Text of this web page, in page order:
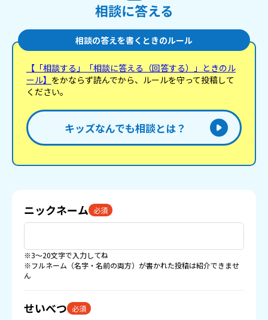
相談に答える
相談の答えを書くときのルール
【「相談する」「相談に答える（回答する）」ときのル
ール】 をかならず読んでから、ルールを守って投稿して
ください。
キッズなんでも相談とは？
ニックネーム 必須
※3〜20文字で入力してね
※フルネーム（名字・名前の両方）が書かれた投稿は紹介できませ
ん
せいべつ 必須